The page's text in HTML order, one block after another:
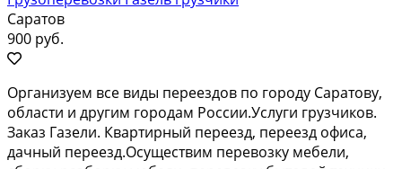
Саратов
900 руб.
Организуем все виды переездов по городу Саратову,
области и другим городам России.Услуги грузчиков.
Заказ Газели. Квартирный переезд, переезд офиса,
дачный переезд.Осуществим перевозку мебели,